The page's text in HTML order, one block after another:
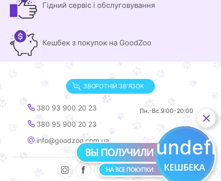
Гідний сервіс і обслуговування
Кешбек з покупок на GoodZoo
ЗВОРОТНІЙ ЗВ'ЯЗОК
380 93 900 20 23
380 95 900 20 23
info@goodzoo.com.ua
Пн.-Вс.9:00-20:00